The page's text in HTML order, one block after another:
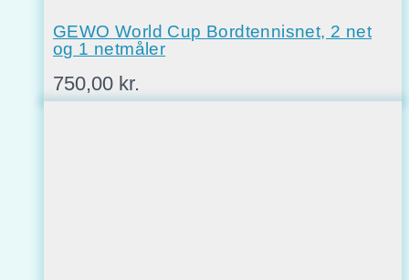
GEWO World Cup Bordtennisnet, 2 net
og 1 netmåler
750,00 kr.